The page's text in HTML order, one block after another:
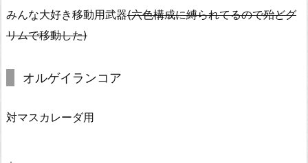
みんな大好き移動用武器(六色構成に縛られてるので殆どグ
リムで移動した)
オルゲイランコア
対マスカレーダ用